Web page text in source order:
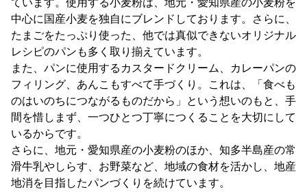
中心に国産小麦を独自にブレンドしております。さらに、
たまごをたっぷり使った、他では真似できないオリジナル
レシピのパンも多く取り揃えています。
また、パンに使用するカスタードクリーム、カレーパンの
フィリング、あんこもすべて手づくり。これは、「食べも
のはいのちにつながるものだから」という想いのもと、手
間を惜しまず、一つひとつ丁寧につくることを大切にして
いるからです。
さらに、地元・愛知県産の小麦粉のほか、知多半島産の常
滑牛乳やしらす、お野菜など、地域の食材を活かし、地産
地消を目指したパンづくりを続けています。